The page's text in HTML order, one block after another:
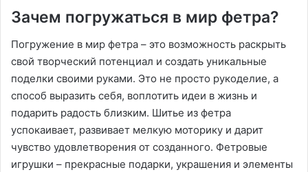
Зачем погружаться в мир фетра?
Погружение в мир фетра – это возможность раскрыть
свой творческий потенциал и создать уникальные
поделки своими руками. Это не просто рукоделие, а
способ выразить себя, воплотить идеи в жизнь и
подарить радость близким. Шитье из фетра
успокаивает, развивает мелкую моторику и дарит
чувство удовлетворения от созданного. Фетровые
игрушки – прекрасные подарки, украшения и элементы